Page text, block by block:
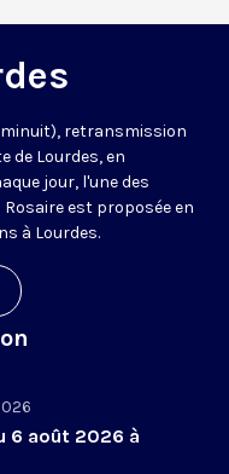
minuit), retransmission
de Lourdes, en
jour, l'une des
est proposée en
à Lourdes.
6 août 2026 à